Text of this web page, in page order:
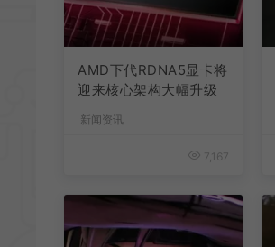
AMD下代RDNA5显卡将
迎来核心架构大幅升级
新闻资讯
7,167